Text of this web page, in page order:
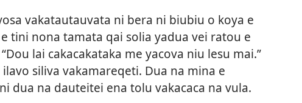
vakatautauvata ni bera ni biubiu o koya e
e tini nona tamata qai solia yadua vei ratou e
lai cakacakataka me yacova niu lesu mai.”
siliva vakamareqeti. Dua na mina e
dua na dauteitei ena tolu vakacaca na vula.